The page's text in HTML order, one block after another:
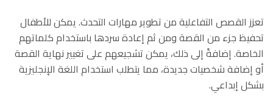
تعزز القصص التفاعلية من تطوير مهارات التحدث. يمكن للأطفال
تحفيظ جزء من القصة ومن ثم إعادة سردها باستخدام كلماتهم
الخاصة. إضافةً إلى ذلك، يمكن تشجيعهم على تغيير نهاية القصة
أو إضافة شخصيات جديدة، مما يتطلب استخدام اللغة الإنجليزية
بشكل إبداعي.